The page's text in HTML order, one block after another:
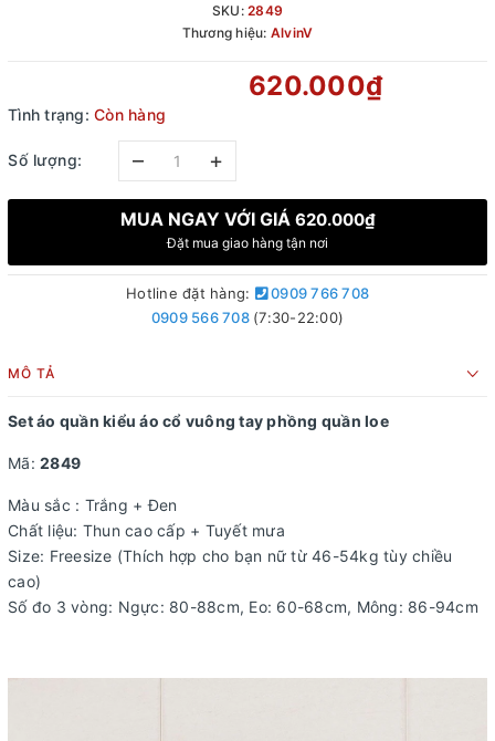
SKU:2849
Thương hiệu: AlvinV
620.000₫
Tình trạng: Còn hàng
Số lượng: – +
MUA NGAY VỚI GIÁ 620.000₫
Đặt mua giao hàng tận nơi
Hotline đặt hàng:
0909 766 708
0909 566 708 (7:30-22:00)
MÔ TẢ
Set áo quần kiểu áo cổ vuông tay phồng quần loe
Mã: 2849
Màu sắc : Trắng + Đen
Chất liệu: Thun cao cấp + Tuyết mưa
Size: Freesize (Thích hợp cho bạn nữ từ 46-54kg tùy chiều
cao)
Số đo 3 vòng: Ngực: 80-88cm, Eo: 60-68cm, Mông: 86-94cm